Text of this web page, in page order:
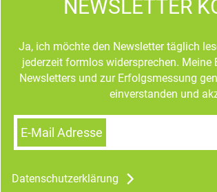
NEWSLETTER
Ja, ich möchte den Newsletter täglich
jederzeit formlos widersprechen.
Newsletters und zur Erfolgsmessung
einverstanden und
E-Mail Adresse
Datenschutzerklärung